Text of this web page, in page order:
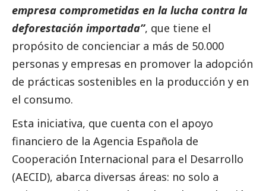
empresa comprometidas en la lucha contra la
deforestación importada’’, que tiene el
propósito de concienciar a más de 50.000
personas y empresas en promover la adopción
de prácticas sostenibles en la producción y en
el consumo.
Esta iniciativa, que cuenta con el apoyo
financiero de la Agencia Española de
Cooperación Internacional para el Desarrollo
(AECID), abarca diversas áreas: no solo a